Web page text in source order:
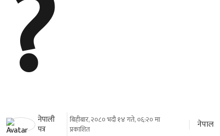
नेपाली
पत्र
बिहीबार, २०८० भदौ १४ गते, ०६:२० मा
प्रकाशित
नेपाल